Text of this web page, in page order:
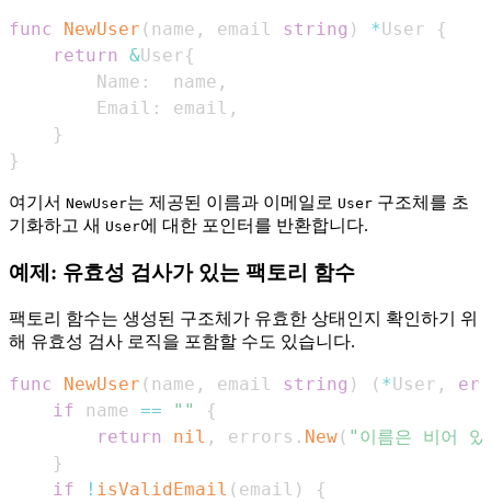
func NewUser ( name , email string ) *User
{
return
&User{
        Name
:
  name
,
        Email
: email ,
}
}
여기서 NewUser는 제공된 이름과 이메일로 User 구조체를 초
기화하고 새 User에 대한 포인터를 반환합니다.
예제: 유효성 검사가 있는 팩토리 함수
팩토리 함수는 생성된 구조체가 유효한 상태인지 확인하기 위
해 유효성 검사 로직을 포함할 수도 있습니다.
func NewUser ( name , email string ) ( *User ,
if name == ""
{
return
nil , errors . New( "이름은 비어
}
if
! isValidEmail ( email )
{